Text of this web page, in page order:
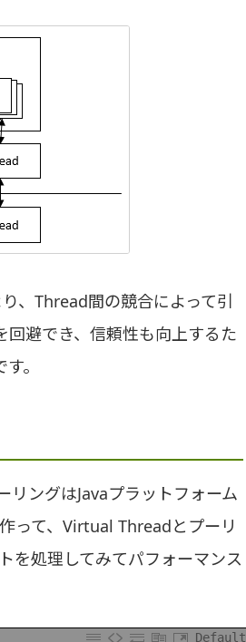
、Thread間の競合によって引
避でき、信頼性も向上するた
。
ングはJavaプラットフォーム
って、Virtual Threadとプーリ
を処理してみてパフォーマンス
Default